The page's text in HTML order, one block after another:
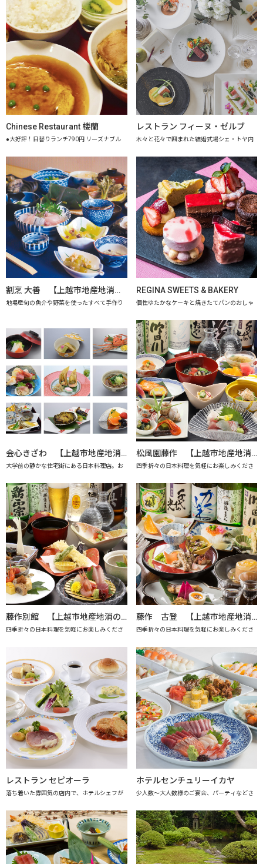
Chinese Restaurant 楼蘭
●大好評！日替りランチ790円 リーズナブル
レストラン フィーヌ・ゼルブ
木々と花々で囲まれた結婚式場シェ・トヤ内
割烹 大善 【上越市地産地消推進の店認定店】
地場産旬の魚介や野菜を使ったすべて手作り
REGINA SWEETS & BAKERY
個性ゆたかなケーキと焼きたてパンのおしゃ
会心きざわ 【上越市地産地消の店認定店】
大学前の静かな住宅街にある日本料理店。お
松風園藤作 【上越市地産地消の店認定店】
四季折々の日本料理を気軽にお楽しみくださ
藤作別館 【上越市地産地消の店認定店】
四季折々の日本料理を気軽にお楽しみくださ
藤作 古登 【上越市地産地消の店認定店】
四季折々の日本料理を気軽にお楽しみくださ
レストラン セピオーラ
落ち着いた雰囲気の店内で、ホテルシェフが
ホテルセンチュリーイカヤ
少人数～大人数様のご宴会、パーティなどさ